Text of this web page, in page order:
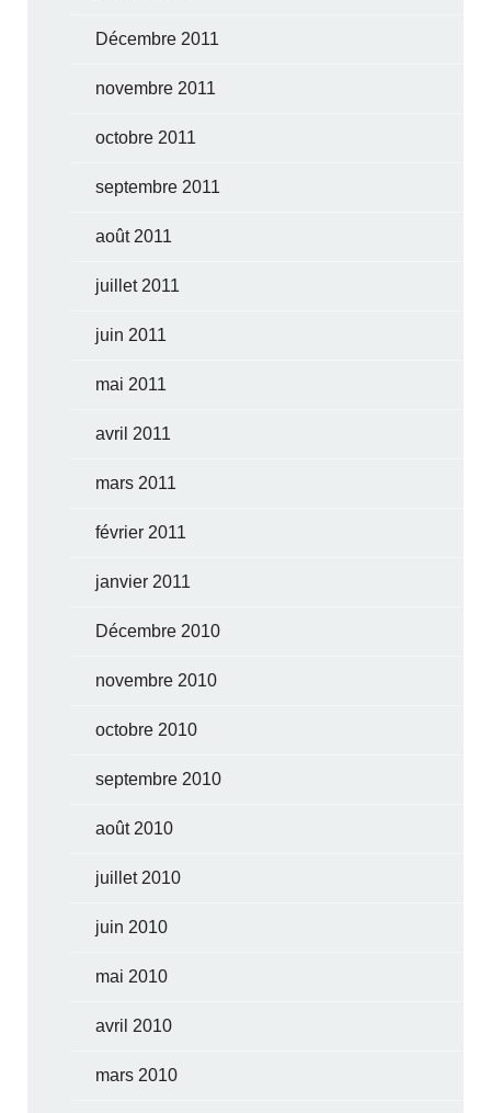
Décembre 2011
novembre 2011
octobre 2011
septembre 2011
août 2011
juillet 2011
juin 2011
mai 2011
avril 2011
mars 2011
février 2011
janvier 2011
Décembre 2010
novembre 2010
octobre 2010
septembre 2010
août 2010
juillet 2010
juin 2010
mai 2010
avril 2010
mars 2010